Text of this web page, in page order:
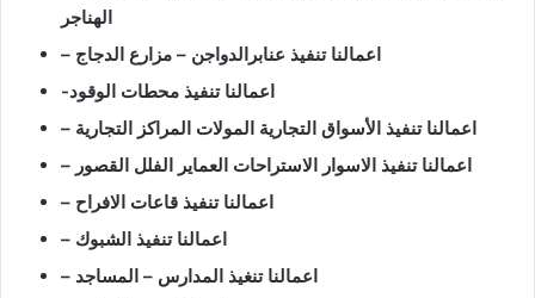
الهناجر
– اعمالنا تنفيذ عنابرالدواجن – مزارع الدجاج
-اعمالنا تنفيذ محطات الوقود
– اعمالنا تنفيذ الأسواق التجارية المولات المراكز التجارية
– اعمالنا تنفيذ الاسوار الاستراحات العماير الفلل القصور
– اعمالنا تنفيذ قاعات الافراح
– اعمالنا تنفيذ الشبوك
– اعمالنا تنغيذ المدارس – المساجد